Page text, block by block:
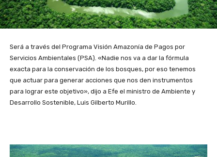
Será a través del Programa Visión Amazonía de Pagos por
Servicios Ambientales (PSA). «Nadie nos va a dar la fórmula
exacta para la conservación de los bosques, por eso tenemos
que actuar para generar acciones que nos den instrumentos
para lograr este objetivo», dijo a Efe el ministro de Ambiente y
Desarrollo Sostenible, Luis Gilberto Murillo.